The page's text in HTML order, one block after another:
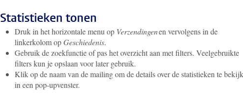
Statistieken tonen
Druk in het horizontale menu op Verzendingenen vervolgens in de
linkerkolom op Geschiedenis.
Gebruik de zoekfunctie of pas het overzicht aan met filters. Veelgebruikte
filters kun je opslaan voor later gebruik.
Klik op de naam van de mailing om de details over de statistieken te
in een pop-upvenster.